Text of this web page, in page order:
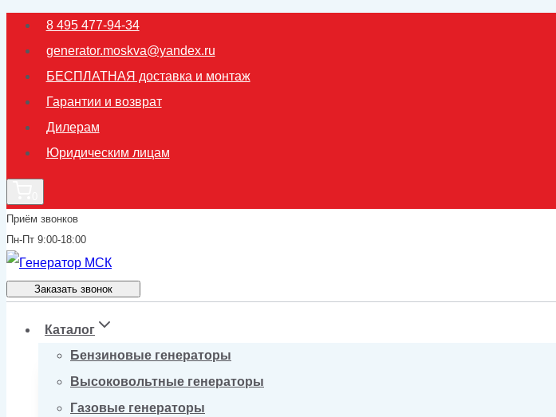
Перейти
содержимому
8 495 477-94-34
generator.moskva@yandex.ru
БЕСПЛАТНАЯ доставка и монтаж
Гарантии и возврат
Дилерам
Юридическим лицам
Приём звонков
Пн-Пт 9:00-18:00
Заказать звонок
Каталог
Бензиновые генераторы
Высоковольтные генераторы
Газовые генераторы